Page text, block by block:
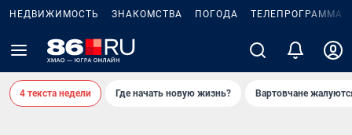
НЕДВИЖИМОСТЬ ЗНАКОМСТВА ПОГОДА ТЕЛЕПРОГРАММА
4 текста недели Где начать новую жизнь? Вартовчане